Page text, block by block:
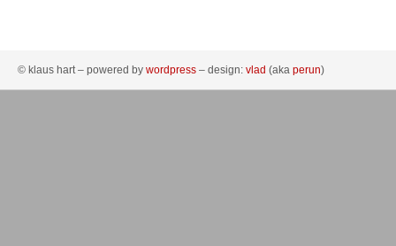
© klaus hart – powered by wordpress – design: vlad (aka perun)